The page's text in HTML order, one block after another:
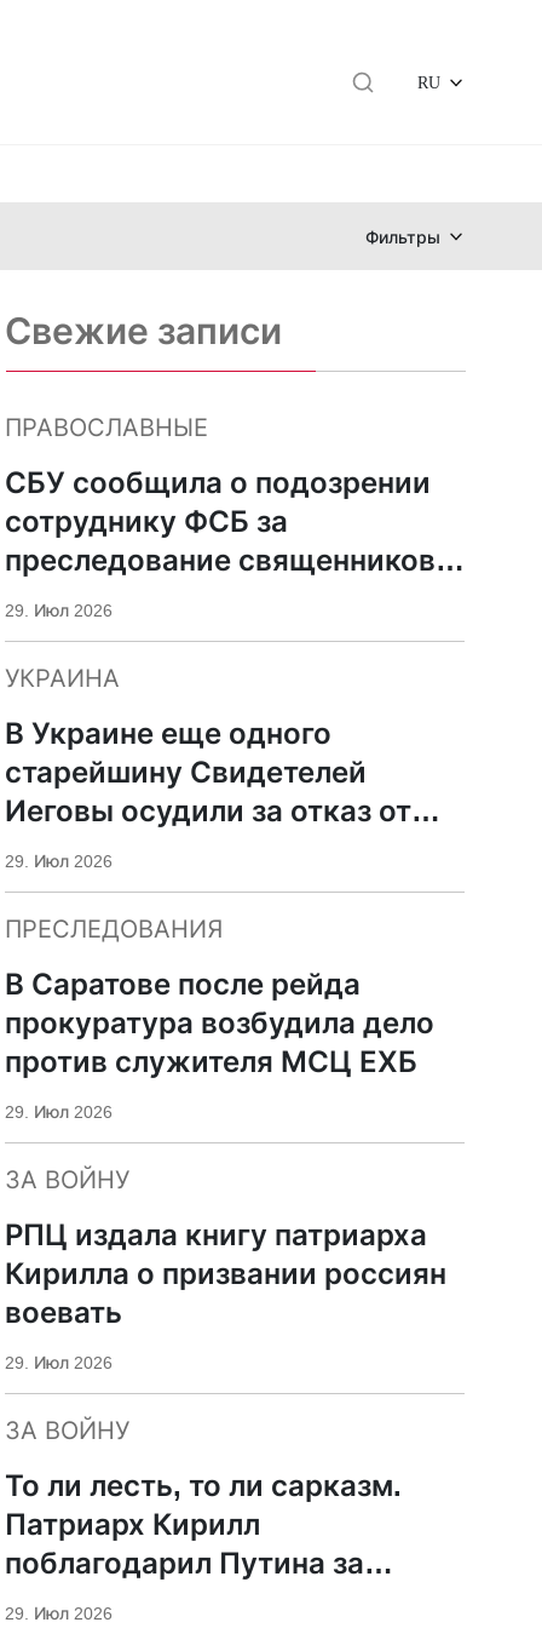
RU
Фильтры
Свежие записи
ПРАВОСЛАВНЫЕ
СБУ сообщила о подозрении
сотруднику ФСБ за
преследование священников
ПЦУ
29. Июл 2026
УКРАИНА
В Украине еще одного
старейшину Свидетелей
Иеговы осудили за отказ от
мобилизации
29. Июл 2026
ПРЕСЛЕДОВАНИЯ
В Саратове после рейда
прокуратура возбудила дело
против служителя МСЦ ЕХБ
29. Июл 2026
ЗА ВОЙНУ
РПЦ издала книгу патриарха
Кирилла о призвании россиян
воевать
29. Июл 2026
ЗА ВОЙНУ
То ли лесть, то ли сарказм.
Патриарх Кирилл
поблагодарил Путина за
защиту суверенитета и
29. Июл 2026